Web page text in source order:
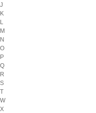
J
K
L
M
N
O
P
Q
R
S
T
W
X